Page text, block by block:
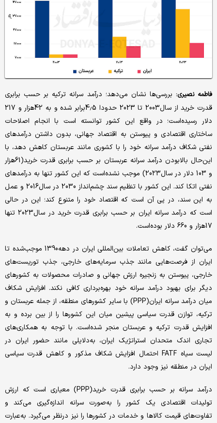
فاطمه نصیری: بررسی‌‌‌‌‌ها نشان می‌دهد؛ درآمد سرانه ترکیه بر حسب برابری
قدرت خرید از سال‌2003 تا 2023 حدودا 4.5‌برابر شده و به 42‌هزار و 217
دلار رسیده‌است؛ در واقع این کشور توانسته است با انجام اصلاحات
ساختاری اقتصادی و پیوستن به اقتصاد جهانی، بدون داشتن درآمدهای
نفتی شکاف درآمد سرانه خود را با کشوری مانند عربستان کاهش دهد، با
این‌حال بالا‌بودن درآمد سرانه عربستان بر حسب برابری قدرت خرید(61‌هزار
و 103 دلار در سال‌2023) موجب نشده‌است که این کشور تنها به درآمدهای
نفتی اتکا کند. این کشور با تنظیم سند چشم‌‌‌‌‌انداز 2030 در سال‌2016 و عمل
به این سند، در پی آن است که اقتصاد خود را متنوع کند؛ این در حالی
است که درآمد سرانه ایران بر حسب برابری قدرت خرید در سال‌2023 تنها
17‌هزار و 660 دلار بوده‌است.
می‌توان گفت، کاهش تعاملات بین‌المللی ایران در دهه‌1390 موجب‌شده تا
ایران از فرصت‌هایی مانند جذب سرمایه‌های خارجی، جذب توریست‌های
خارجی، پیوستن به زنجیره ارزش جهانی و صادرات محصولات به کشورهای
دیگر برای بهبود درآمد سرانه خود بهره‌برداری کافی نکند. افزایش شکاف
میان درآمد سرانه ایران(PPP) با سایر کشورهای منطقه، از جمله عربستان و
ترکیه، توازن قدرت سیاسی پیشین میان این کشورها را از بین برده و به
افزایش قدرت ترکیه و عربستان منجر شده‌است. با توجه به همکاری‌های
تجاری اندک متحدان استراتژیک ایران، به‌دلایلی مانند حضور ایران در
لیست سیاه FATF احتمال افزایش شکاف مذکور و کاهش قدرت سیاسی
ایران در منطقه نیز وجود دارد.
درآمد سرانه بر حسب برابری قدرت خرید(PPP) معیاری است که ارزش
تولیدات اقتصادی یک کشور را به‌صورت سرانه اندازه‌‌‌‌‌گیری می‌کند و
تفاوت‌‌‌‌‌های قیمت کالاها و خدمات در کشورها را نیز درنظر می‌گیرد. به‌عبارت